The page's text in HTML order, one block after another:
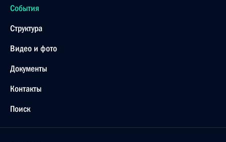
События
Структура
Видео и фото
Документы
Контакты
Поиск